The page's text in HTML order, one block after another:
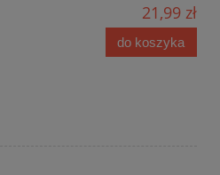
21,99 zł
do koszyka